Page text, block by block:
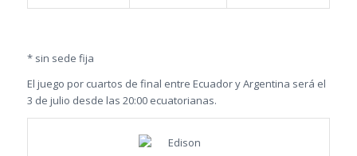
* sin sede fija
El juego por cuartos de final entre Ecuador y Argentina será el
3 de julio desde las 20:00 ecuatorianas.